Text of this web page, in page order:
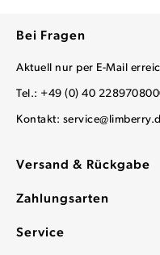
Versand & Rückgabe
Zahlungsarten
Service
Bei Fragen
Aktuell nur per E-Mail
Tel.: +49 (0) 40
Kontakt: